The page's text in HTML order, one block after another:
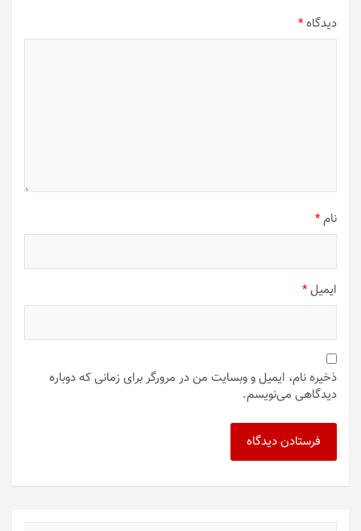
دیدگاه*
نام*
ایمیل*
ذخیره نام، ایمیل و وبسایت من در مرورگر برای زمانی که دوباره
دیدگاهی می‌نویسم.